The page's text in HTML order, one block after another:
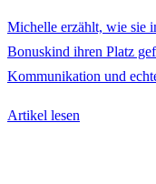
Michelle erzählt, wie sie
Bonuskind ihren Platz
Kommunikation und
Artikel lesen